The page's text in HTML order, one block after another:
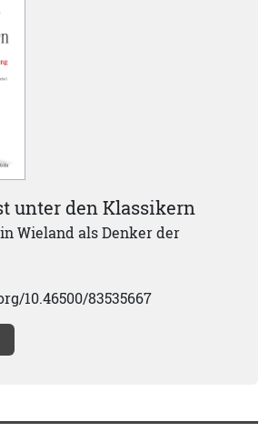
unter den Klassikern
Wieland als Denker der
10.46500/83535667